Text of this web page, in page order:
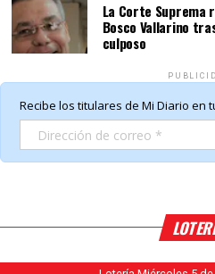
La Corte Suprema
Bosco Vallarino
culposo